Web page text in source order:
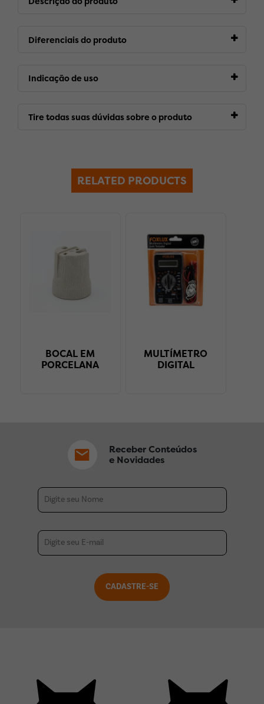
Diferenciais do produto
Indicação de uso
Tire todas suas dúvidas sobre o produto
RELATED PRODUCTS
BOCAL EM
PORCELANA
MULTÍMETRO
DIGITAL
Receber Conteúdos
e Novidades